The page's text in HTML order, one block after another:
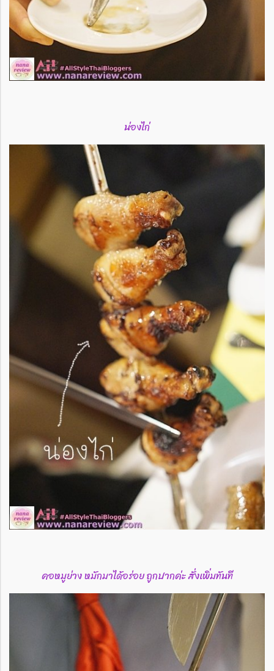
น่องไก่
คอหมูย่าง หมักมาได้อร่อย ถูกปากค่ะ สั่งเพิ่มทันที